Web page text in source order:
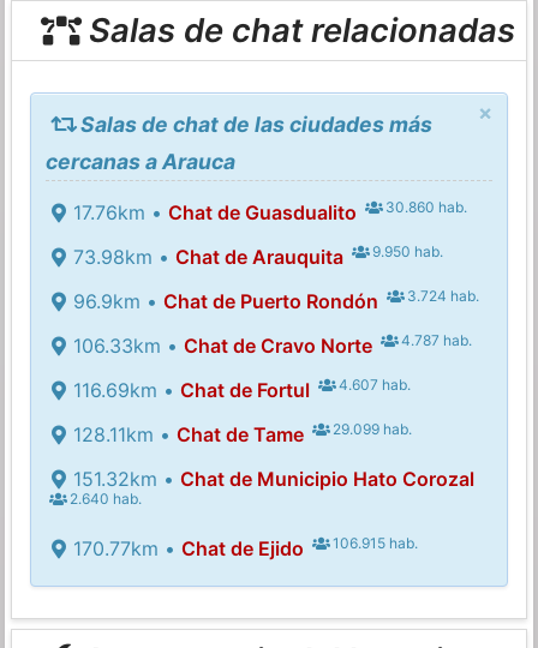
Salas de chat relacionadas
×
Salas de chat de las ciudades más
cercanas a Arauca
17.76km • Chat de Guasdualito 30.860 hab.
73.98km • Chat de Arauquita 9.950 hab.
96.9km • Chat de Puerto Rondón 3.724 hab.
106.33km • Chat de Cravo Norte 4.787 hab.
116.69km • Chat de Fortul 4.607 hab.
128.11km • Chat de Tame 29.099 hab.
151.32km • Chat de Municipio Hato Corozal
2.640 hab.
170.77km • Chat de Ejido 106.915 hab.